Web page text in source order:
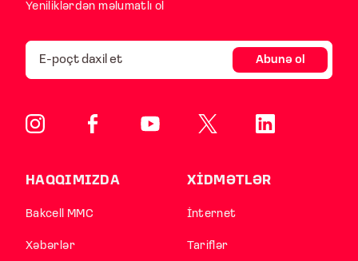
Yeniliklərdən məlumatlı ol
Abunə ol
HAQQIMIZDA
Bakcell MMC
Xəbərlər
XİDMƏTLƏR
İnternet
Tariflər